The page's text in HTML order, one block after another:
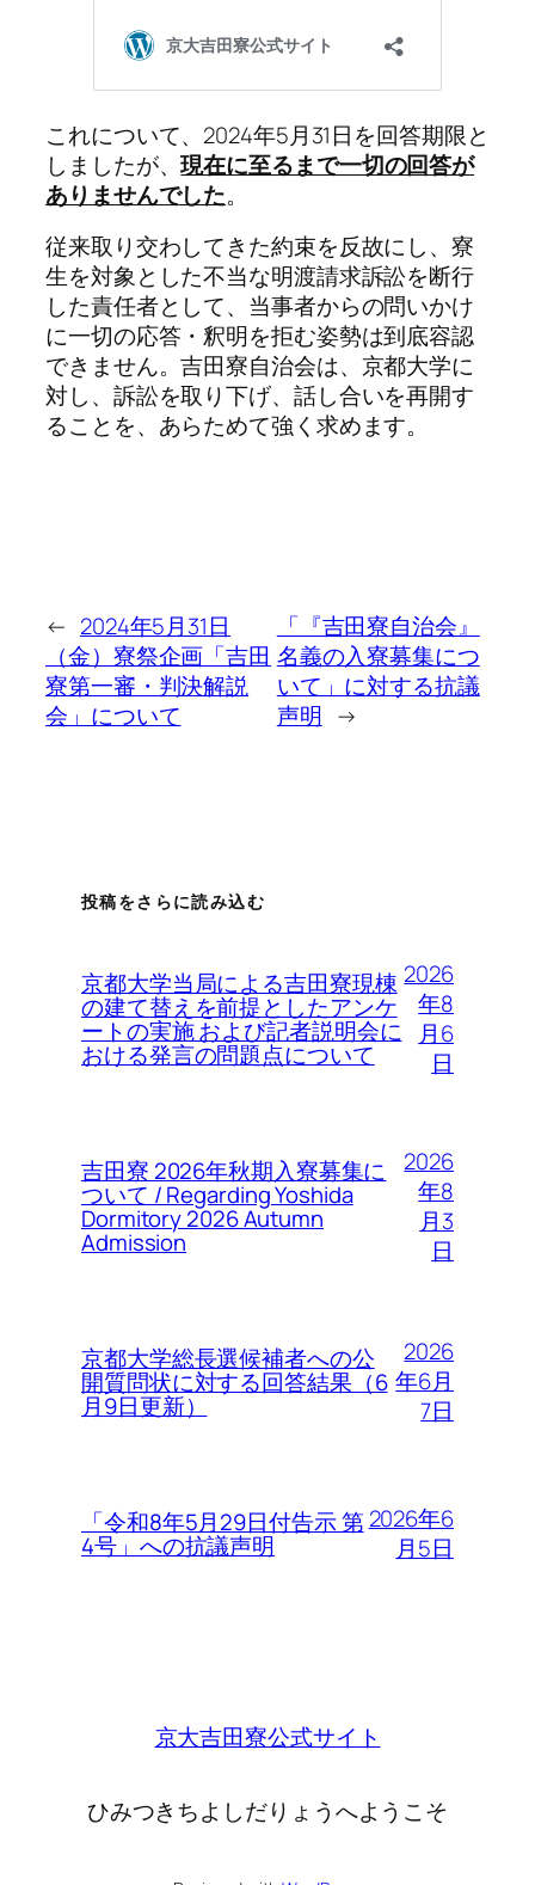
これについて、2024年5月31日を回答期限と
しましたが、現在に至るまで一切の回答が
ありませんでした。
従来取り交わしてきた約束を反故にし、寮
生を対象とした不当な明渡請求訴訟を断行
した責任者として、当事者からの問いかけ
に一切の応答・釈明を拒む姿勢は到底容認
できません。吉田寮自治会は、京都大学に
対し、訴訟を取り下げ、話し合いを再開す
ることを、あらためて強く求めます。
← 2024年5月31日
（金）寮祭企画「吉田
寮第一審・判決解説
会」について
「『吉田寮自治会』
名義の入寮募集につ
いて」に対する抗議
声明 →
投稿をさらに読み込む
京都大学当局による吉田寮現棟
の建て替えを前提としたアンケ
ートの実施 および記者説明会に
おける発言の問題点について
2026
年8
月6
日
吉田寮 2026年秋期入寮募集に
ついて / Regarding Yoshida
Dormitory 2026 Autumn
Admission
2026
年8
月3
日
京都大学総長選候補者への公
開質問状に対する回答結果（6
月9日更新）
2026
年6月
7日
「令和8年5月29日付告示 第
4号」への抗議声明
2026年6
月5日
京大吉田寮公式サイト
ひみつきちよしだりょうへようこそ